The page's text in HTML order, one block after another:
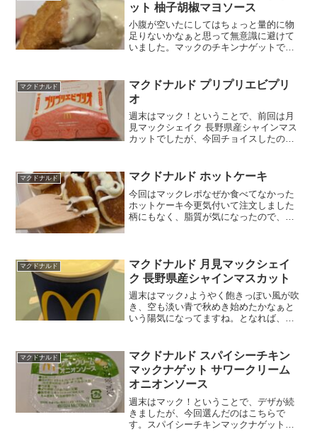
ット 柚子胡椒マヨソース
小腹が空いたにしてはちょっと量的に物
足りないかなぁと思って無意識に避けて
いました。マックのチキンナゲットで
イドメニューにするか！が、オーダーの
時にソースを聞かれて、はっ...
マクドナルド
マクドナルド プリプリエビプリ
オ
週末はマック！ということで、前回は月
見マックシェイク 長野県産シャインマス
カットでしたが、今回チョイスしたのは
りのプリ？オス海老だからプリオ？まさ
かねｗパッケージ上部...
マクドナルド マクドナルド ホットケーキ
今回はマックレポなぜか食べてなかった
ホットケーキ今更気付いて注文しました
柄にもなく、脂質が気になったので、恐
ョン爆上がりプチサイズで...
マクドナルド
マクドナルド 月見マックシェイ
ク 長野県産シャインマスカット
週末はマック♪ようやく飽きっぽい風が吹
き、空も淡い青で秋めき始めたかなぁと
いう陽気になってますね。となれば、月
「推し」なオーラを感じて、今回は月見
マックシェイクにしてみ...
マクドナルド
マクドナルド スパイシーチキン
マックナゲット サワークリーム
オニオンソース
週末はマック！ということで、デザが続
きましたが、今回選んだのはこちらで
す。スパイシーチキンマックナゲットじ